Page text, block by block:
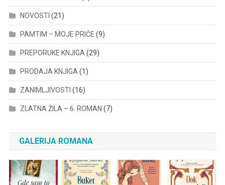
NOVOSTI (21)
PAMTIM – MOJE PRIČE (9)
PREPORUKE KNJIGA(29)
PRODAJA KNJIGA(1)
ZANIMLJIVOSTI (16)
ZLATNA ŽILA – 6. ROMAN (7)
GALERIJA ROMANA